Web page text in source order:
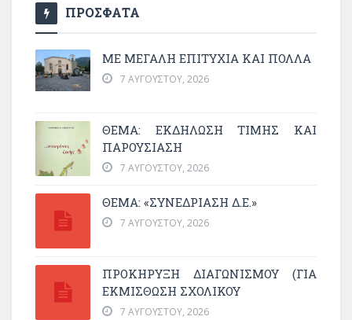
ΠΡΟΣΦΑΤΑ
ΜΕ ΜΕΓΆΛΗ ΕΠΙΤΥΧΊΑ ΚΑΙ ΠΟΛΛΆ
7 ΑΥΓΟΎΣΤΟΥ, 2026
ΘΈΜΑ: ΕΚΔΉΛΩΣΗ ΤΙΜΉΣ ΚΑΙ
ΠΑΡΟΥΣΊΑΣΗ
7 ΑΥΓΟΎΣΤΟΥ, 2026
ΘΕΜΑ: «ΣΥΝΕΔΡΊΑΣΗ Δ.Ε.»
7 ΑΥΓΟΎΣΤΟΥ, 2026
ΠΡΟΚΗΡΥΞΗ ΔΙΑΓΩΝΙΣΜΟΥ (ΓΙΑ
ΕΚΜΊΣΘΩΣΗ ΣΧΟΛΙΚΟΎ
7 ΑΥΓΟΎΣΤΟΥ, 2026